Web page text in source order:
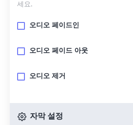
세요.
오디오 페이드인
오디오 페이드 아웃
오디오 제거
자막 설정